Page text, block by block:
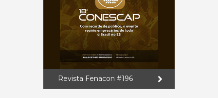
Revista Fenacon #196